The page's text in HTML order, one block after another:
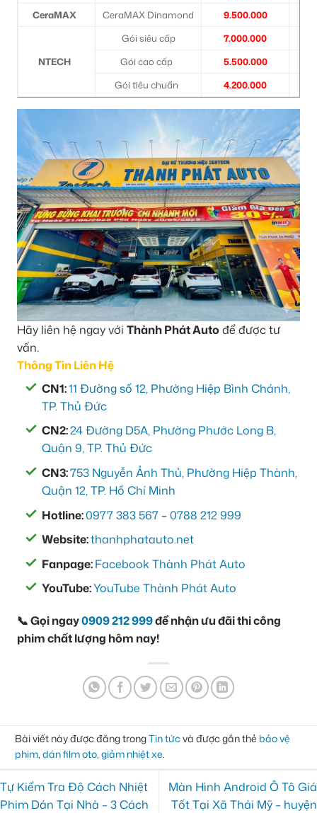
CeraMAX
CeraMAX Dinamond 9.500.000
NTECH
Gói siêu cấp 7.000.000
Gói cao cấp
5.500.000
Gói tiêu chuẩn
4.200.000
Hãy liên hệ ngay với Thành Phát Auto để được tư
vấn.
Thông Tin Liên Hệ
CN1:11 Đường số 12, Phường Hiệp Bình Chánh,
TP. Thủ Đức
CN2:24 Đường D5A, Phường Phước Long B,
Quận 9, TP. Thủ Đức
CN3:753 Nguyễn Ảnh Thủ, Phường Hiệp Thành,
Quận 12, TP. Hồ Chí Minh
Hotline:0977 383 567 –0788 212 999
Website:thanhphatauto.net
Fanpage:Facebook Thành Phát Auto
YouTube:YouTube Thành Phát Auto
📞 Gọi ngay0909 212 999để nhận ưu đãi thi công
phim chất lượng hôm nay!
Bài viết này được đăng trongTin tứcvà được gắn thẻ bảo vệ
phim, dán film oto, giảm nhiệt xe.
Tự Kiểm Tra Độ Cách Nhiệt
Phim Dán Tại Nhà – 3 Cách
Màn Hình Android Ô Tô Giá
Tốt Tại Xã Thái Mỹ – huyện